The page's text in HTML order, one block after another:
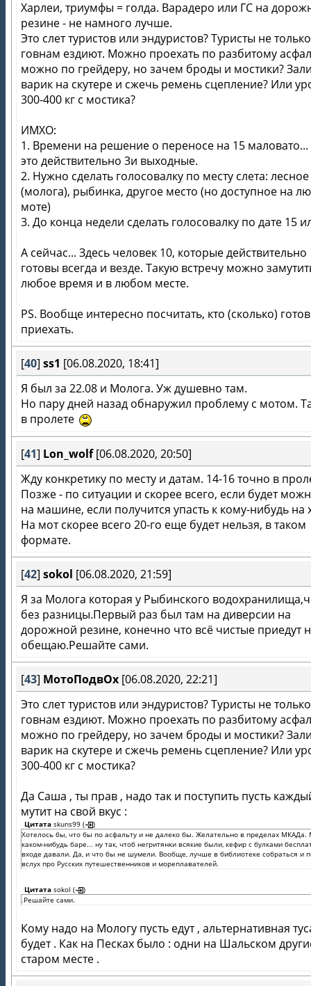
Харлеи, триумфы = голда. Варадеро или ГС на
резине - не намного лучше.
Это слет туристов или эндуристов? Туристы не
говнам ездиют. Можно проехать по разбитому
можно по грейдеру, но зачем броды и мостики?
варик на скутере и сжечь ремень сцепление? Или
300-400 кг с мостика?
ИМХО:
1. Времени на решение о переносе на 15
это действительно 3и выходные.
2. Нужно сделать голосовалку по месту слета: лесное
(молога), рыбинка, другое место (но доступное на
моте)
3. До конца недели сделать голосовалку по дате 15
А сейчас... Здесь человек 10, которые действительно
готовы всегда и везде. Такую встречу можно
любое время и в любом месте.
PS. Вообще интересно посчитать, кто (сколько)
приехать.
[40] ss1 [06.08.2020, 18:41]
Я был за 22.08 и Молога. Уж душевно там.
Но пару дней назад обнаружил проблему с мотом.
в пролете
[41] Lon_wolf[06.08.2020, 20:50]
Жду конкретику по месту и датам. 14-16 точно в
Позже - по ситуации и скорее всего, если будет
на машине, если получится упасть к кому-нибудь на
На мот скорее всего 20-го еще будет нельзя, в таком
формате.
[42] sokol [06.08.2020, 21:59]
Я за Молога которая у Рыбинского
без разницы.Первый раз был там на диверсии на
дорожной резине, конечно что всё чистые приедут
обещаю.Решайте сами.
[43] МотоПодвОх [06.08.2020, 22:21]
Это слет туристов или эндуристов? Туристы не
говнам ездиют. Можно проехать по разбитому
можно по грейдеру, но зачем броды и мостики?
варик на скутере и сжечь ремень сцепление? Или
300-400 кг с мостика?
Да Саша , ты прав , надо так и поступить пусть
мутит на свой вкус :
Цитата skuns99 (
)
Хотелось бы, что бы по асфальту и не далеко бы. Желательно в пределах
каком-нибудь баре... ну так, чтоб негритянки всякие были, кефир с булками
входе давали. Да, и что бы не шумели. Вообще, лучше в библиотеке собраться и
вслух про Русских путешественников и мореплавателей.
Цитата sokol (
)
.Решайте сами.
Кому надо на Мологу пусть едут , альтернативная
будет . Как на Песках было : одни на Шальском
старом месте .